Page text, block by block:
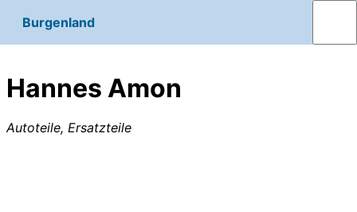
Burgenland
Hannes Amon
Autoteile, Ersatzteile